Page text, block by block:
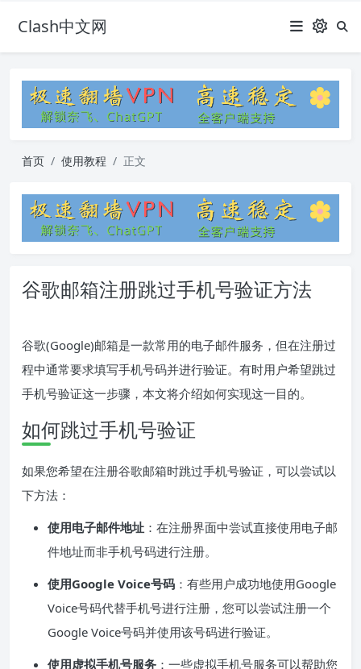
Clash中文网
首页 使用教程 正文
谷歌邮箱注册跳过手机号验证方法
谷歌(Google)邮箱是一款常用的电子邮件服务，但在注册过
程中通常要求填写手机号码并进行验证。有时用户希望跳过
手机号验证这一步骤，本文将介绍如何实现这一目的。
如何跳过手机号验证
如果您希望在注册谷歌邮箱时跳过手机号验证，可以尝试以
下方法：
使用电子邮件地址 ：在注册界面中尝试直接使用电子邮
件地址而非手机号码进行注册。
使用Google Voice号码 ：有些用户成功地使用Google
Voice号码代替手机号进行注册，您可以尝试注册一个
Google Voice号码并使用该号码进行验证。
使用虚拟手机号服务 ：一些虚拟手机号服务可以帮助您